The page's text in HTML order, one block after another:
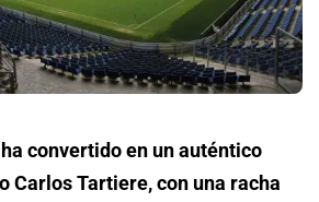
convertido en un auténtico
Carlos Tartiere, con una racha